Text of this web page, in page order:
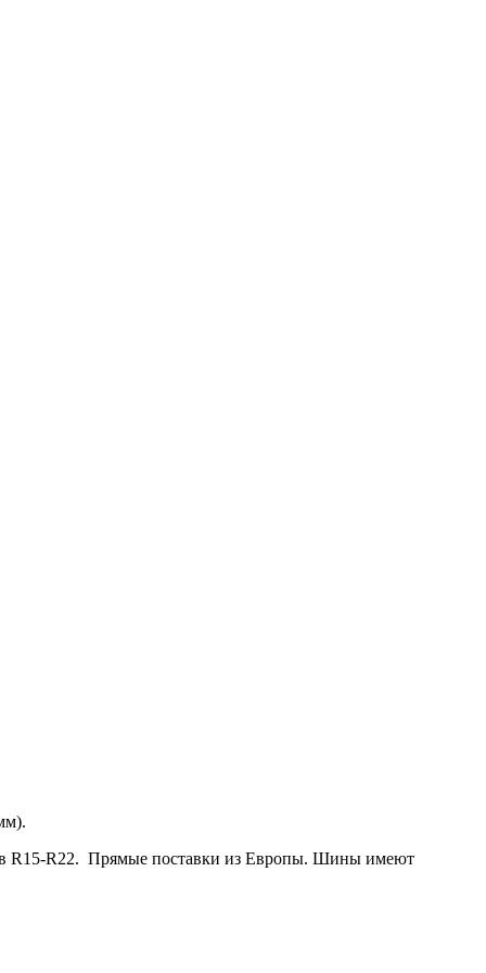
R15-R22. Прямые поставки из Европы. Шины имеют